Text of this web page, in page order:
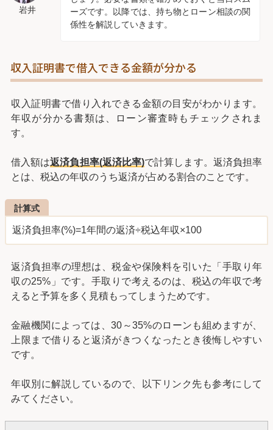
岩井
ーズです。以降では、持ち物とローン相談の関
係性を解説していきます。
収入証明書で借入できる金額が分かる
収入証明書で借り入れできる金額の目安がわかります。
年収が分かる書類は、ローン審査時もチェックされま
す。
借入額は返済負担率(返済比率)で計算します。返済負担率
とは、税込の年収のうち返済が占める割合のことです。
計算式
返済負担率(%)=1年間の返済÷税込年収×100
返済負担率の理想は、税金や保険料を引いた「手取り年
収の25%」です。手取りで考えるのは、税込の年収で考
えると予算を多く見積もってしまうためです。
金融機関によっては、30～35%のローンも組めますが、
上限まで借りると返済がきつくなったとき後悔しやすい
です。
年収別に解説しているので、以下リンク先も参考にして
みてください。